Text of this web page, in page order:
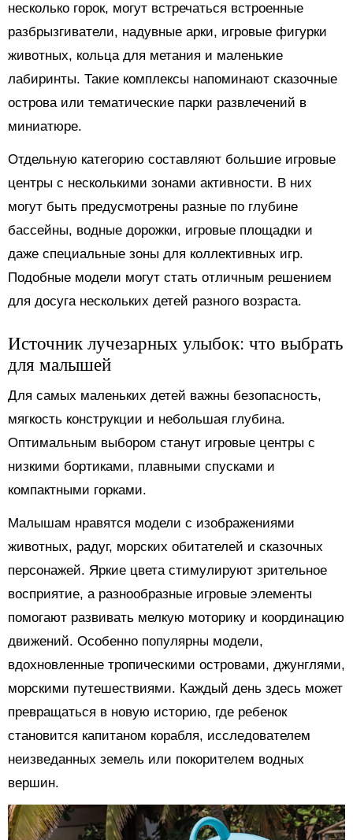
несколько горок, могут встречаться встроенные
разбрызгиватели, надувные арки, игровые фигурки
животных, кольца для метания и маленькие
лабиринты. Такие комплексы напоминают сказочные
острова или тематические парки развлечений в
миниатюре.
Отдельную категорию составляют большие игровые
центры с несколькими зонами активности. В них
могут быть предусмотрены разные по глубине
бассейны, водные дорожки, игровые площадки и
даже специальные зоны для коллективных игр.
Подобные модели могут стать отличным решением
для досуга нескольких детей разного возраста.
Источник лучезарных улыбок: что выбрать
для малышей
Для самых маленьких детей важны безопасность,
мягкость конструкции и небольшая глубина.
Оптимальным выбором станут игровые центры с
низкими бортиками, плавными спусками и
компактными горками.
Малышам нравятся модели с изображениями
животных, радуг, морских обитателей и сказочных
персонажей. Яркие цвета стимулируют зрительное
восприятие, а разнообразные игровые элементы
помогают развивать мелкую моторику и координацию
движений. Особенно популярны модели,
вдохновленные тропическими островами, джунглями,
морскими путешествиями. Каждый день здесь может
превращаться в новую историю, где ребенок
становится капитаном корабля, исследователем
неизведанных земель или покорителем водных
вершин.